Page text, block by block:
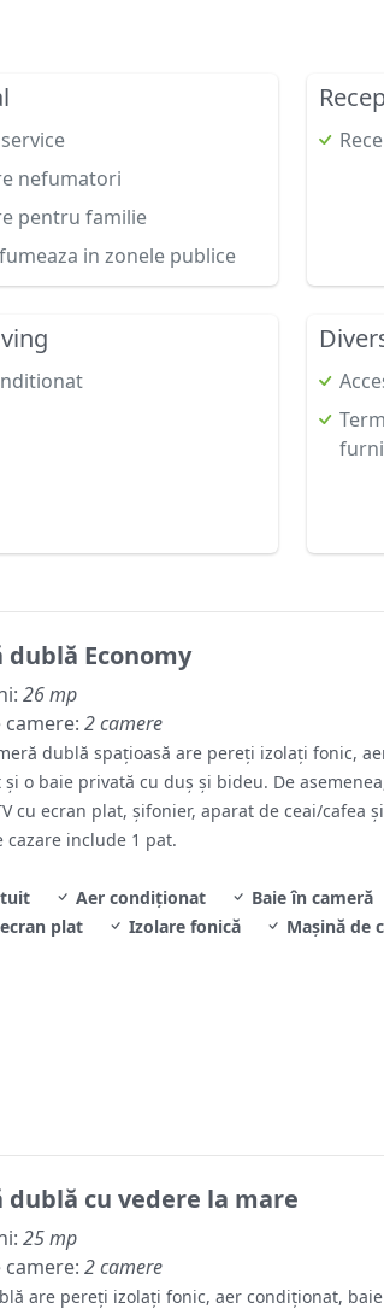
nefumatori
pentru familie
in zonele publice
dublă Economy
26 mp
2 camere
dublă spațioasă are pereți izolați fonic,
o baie privată cu duș și bideu. De
cu ecran plat, șifonier, aparat de ceai/cafea
cazare include 1 pat.
Aer condiţionat Baie în cameră
plat
Izolare fonică Mașină de
dublă cu vedere la mare
25 mp
2 camere
are pereți izolați fonic, aer condiționat,